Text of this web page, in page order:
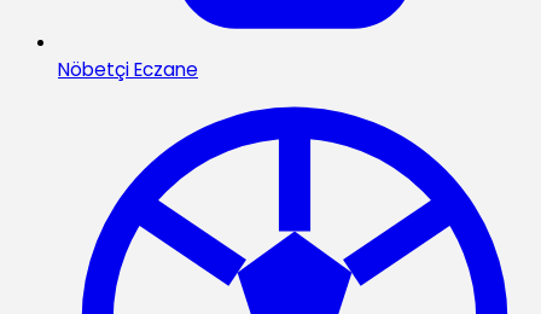
Nöbetçi Eczane